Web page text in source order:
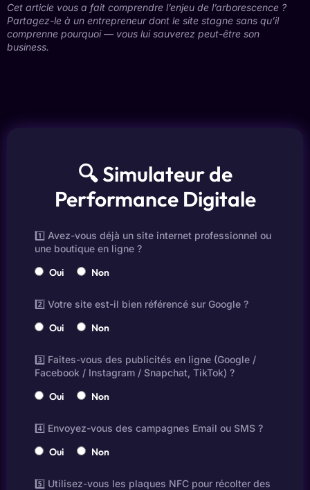
Cet article vous a fait comprendre l’enjeu de l’arborescence ?
Partagez-le à un entrepreneur dont le site stagne sans qu’il
comprenne pourquoi — vous lui sauverez peut-être son
business.
🔍 Simulateur de
Performance Digitale
1️⃣ Avez-vous déjà un site internet professionnel ou
une boutique en ligne ?
Oui Non
2️⃣ Votre site est-il bien référencé sur Google ?
Oui Non
3️⃣ Faites-vous des publicités en ligne (Google /
Facebook / Instagram / Snapchat, TikTok) ?
Oui Non
4️⃣ Envoyez-vous des campagnes Email ou SMS ?
Oui Non
5️⃣ Utilisez-vous les plaques NFC pour récolter des